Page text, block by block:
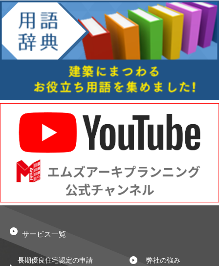
サービス一覧
長期優良住宅認定の申請
弊社の強み